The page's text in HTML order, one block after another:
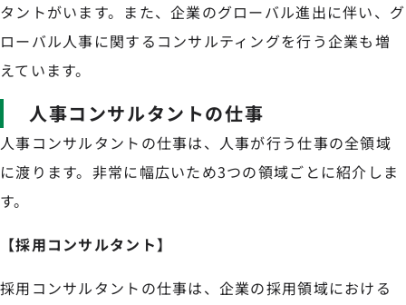
タントがいます。また、企業のグローバル進出に伴い、グ
ローバル人事に関するコンサルティングを行う企業も増
えています。
人事コンサルタントの仕事
人事コンサルタントの仕事は、人事が行う仕事の全領域
に渡ります。非常に幅広いため3つの領域ごとに紹介しま
す。
【採用コンサルタント】
採用コンサルタントの仕事は、企業の採用領域における